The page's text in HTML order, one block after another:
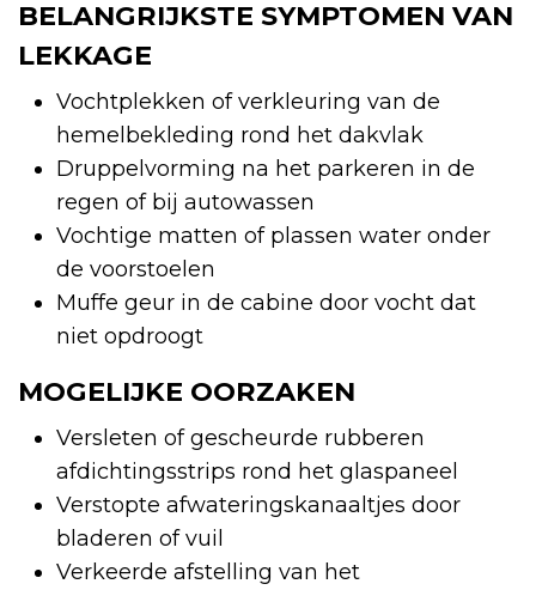
BELANGRIJKSTE SYMPTOMEN VAN
LEKKAGE
Vochtplekken of verkleuring van de
hemelbekleding rond het dakvlak
Druppelvorming na het parkeren in de
regen of bij autowassen
Vochtige matten of plassen water onder
de voorstoelen
Muffe geur in de cabine door vocht dat
niet opdroogt
MOGELIJKE OORZAKEN
Versleten of gescheurde rubberen
afdichtingsstrips rond het glaspaneel
Verstopte afwateringskanaaltjes door
bladeren of vuil
Verkeerde afstelling van het